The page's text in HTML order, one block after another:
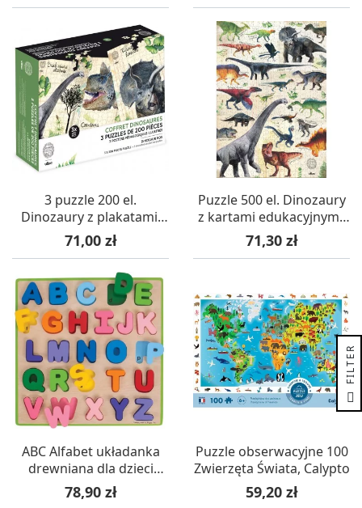
3 puzzle 200 el.
Dinozaury z plakatami,
Vilac
Cena
71,00 zł
Puzzle 500 el. Dinozaury
z kartami edukacyjnymi,
Vilac
Cena
71,30 zł
ABC Alfabet układanka
drewniana dla dzieci
+18mc, BigJigs
Cena
78,90 zł
Puzzle obserwacyjne 100
Zwierzęta Świata, Calypto
Cena
59,20 zł
R